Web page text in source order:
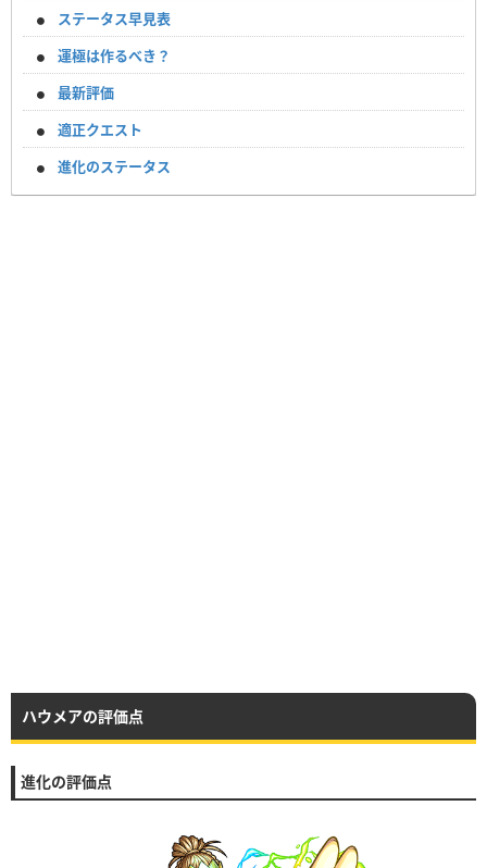
ステータス早見表
運極は作るべき？
最新評価
適正クエスト
進化のステータス
ハウメアの評価点
進化の評価点